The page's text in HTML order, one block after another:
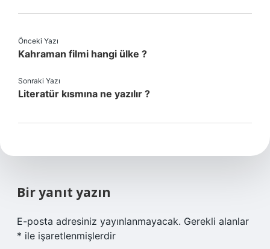
Önceki Yazı
Kahraman filmi hangi ülke ?
Sonraki Yazı
Literatür kısmına ne yazılır ?
Bir yanıt yazın
E-posta adresiniz yayınlanmayacak. Gerekli alanlar
* ile işaretlenmişlerdir